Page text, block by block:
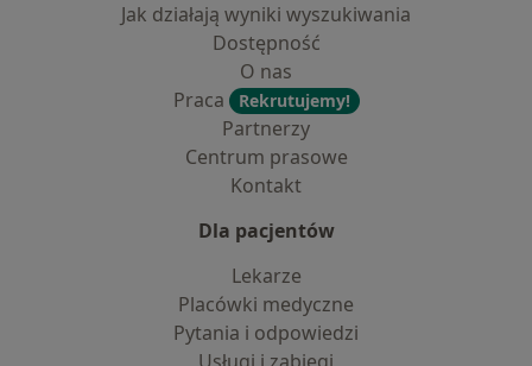
Jak działają wyniki wyszukiwania
Dostępność
O nas
Praca
Rekrutujemy!
Partnerzy
Centrum prasowe
Kontakt
Dla pacjentów
Lekarze
Placówki medyczne
Pytania i odpowiedzi